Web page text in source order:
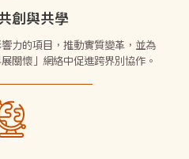
創與共學
力的項目，推動實質變革，並為
關懷」網絡中促進跨界別協作。